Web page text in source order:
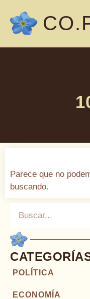
Parece que no
buscando.
POLÍTICA
ECONOMÍA